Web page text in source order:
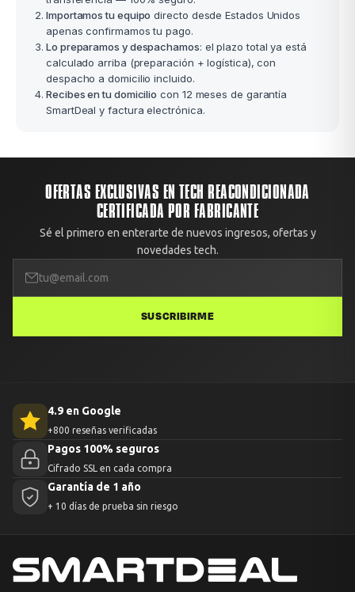
Importamos tu equipo directo desde Estados Unidos
apenas confirmamos tu pago.
Lo preparamos y despachamos: el plazo total ya está
calculado arriba (preparación + logística), con
despacho a domicilio incluido.
Recibes en tu domicilio con 12 meses de garantía
SmartDeal y factura electrónica.
OFERTAS EXCLUSIVAS EN TECH REACONDICIONADA
CERTIFICADA POR FABRICANTE
Sé el primero en enterarte de nuevos ingresos, ofertas y
novedades tech.
SUSCRIBIRME
4.9 en Google
+800 reseñas verificadas
Pagos 100% seguros
Cifrado SSL en cada compra
Garantía de 1 año
+ 10 días de prueba sin riesgo